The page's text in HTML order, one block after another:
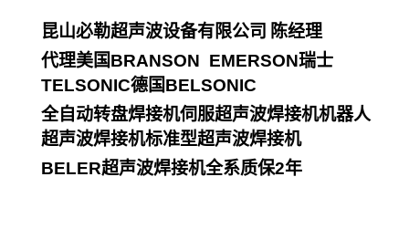
昆山必勒超声波设备有限公司 陈经理
代理美国BRANSON EMERSON瑞士
TELSONIC德国BELSONIC
全自动转盘焊接机伺服超声波焊接机机器人
超声波焊接机标准型超声波焊接机
BELER超声波焊接机全系质保2年